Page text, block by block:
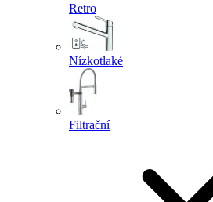
Retro
Nízkotlaké
Filtrační